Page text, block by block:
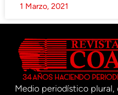
1 Marzo, 2021
Medio periodístico plural,